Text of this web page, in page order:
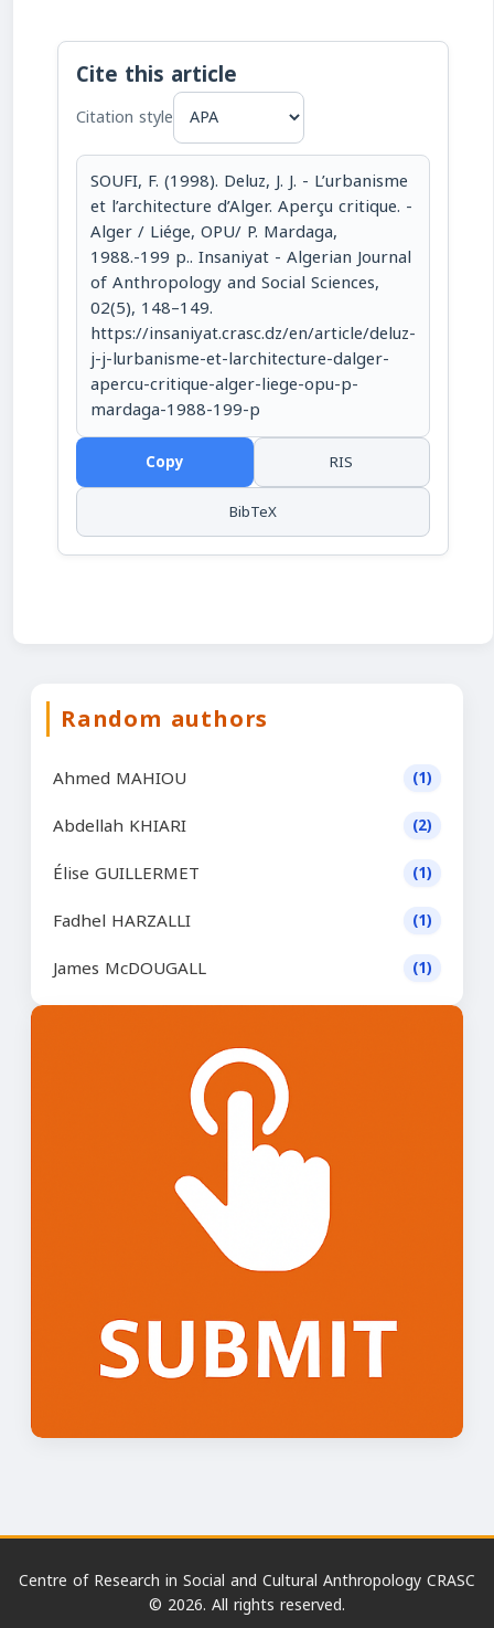
Cite this article
Citation style
SOUFI, F. (1998). Deluz, J. J. - L’urbanisme
et l’architecture d’Alger. Aperçu critique. -
Alger / Liége, OPU/ P. Mardaga,
1988.-199 p.. Insaniyat - Algerian Journal
of Anthropology and Social Sciences,
02(5), 148–149.
https://insaniyat.crasc.dz/en/article/deluz-
j-j-lurbanisme-et-larchitecture-dalger-
apercu-critique-alger-liege-opu-p-
mardaga-1988-199-p
Copy
RIS
BibTeX
Random authors
Ahmed MAHIOU (1)
Abdellah KHIARI (2)
Élise GUILLERMET (1)
Fadhel HARZALLI (1)
James McDOUGALL (1)
Centre of Research in Social and Cultural Anthropology CRASC
© 2026. All rights reserved.